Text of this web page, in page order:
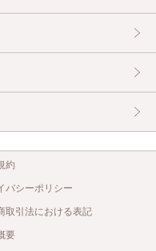
約
バシーポリシー
取引法における表記
要